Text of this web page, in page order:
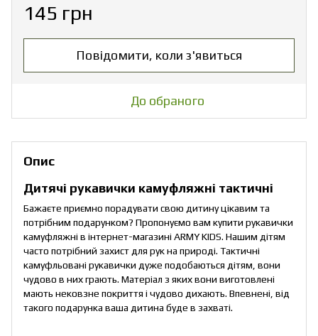
145 грн
Повідомити, коли з'явиться
До обраного
Опис
Дитячі рукавички камуфляжні тактичні
Бажаєте приємно порадувати свою дитину цікавим та
потрібним подарунком? Пропонуємо вам купити рукавички
камуфляжні в інтернет-магазині ARMY KIDS. Нашим дітям
часто потрібний захист для рук на природі. Тактичні
камуфльовані рукавички дуже подобаються дітям, вони
чудово в них грають. Матеріал з яких вони виготовлені
мають нековзне покриття і чудово дихають. Впевнені, від
такого подарунка ваша дитина буде в захваті.